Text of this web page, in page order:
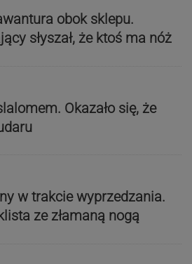
obok sklepu.
słyszał, że ktoś ma nóż
Okazało się, że
w trakcie wyprzedzania.
ze złamaną nogą